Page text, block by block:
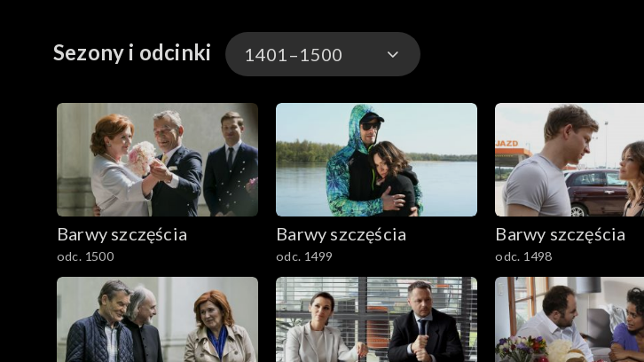
Sezony i odcinki 1401–1500
3301-3400
3201-3300
3101-3200
3001-3100
2901-3000
2801–2900
Barwy szczęścia
odc. 1500
Barwy szczęścia
odc. 1499
Barwy szczęścia
odc. 1498